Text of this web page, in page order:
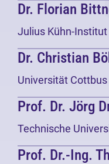
Dr. Florian
Julius Kühn-Institut
Dr. Christian
Universität Cottbus
Prof. Dr. Jörg
Technische
Prof. Dr.-Ing.